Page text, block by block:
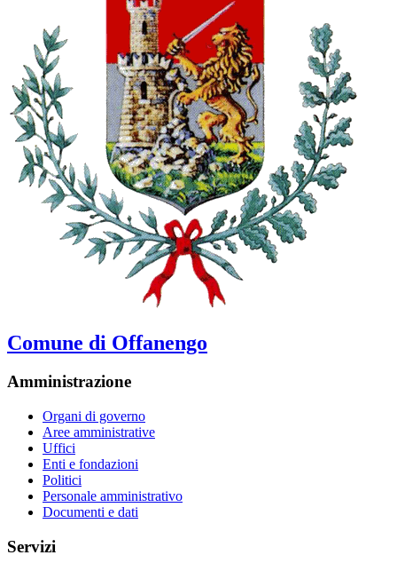
Comune di Offanengo
Amministrazione
Organi di governo
Aree amministrative
Uffici
Enti e fondazioni
Politici
Personale amministrativo
Documenti e dati
Servizi